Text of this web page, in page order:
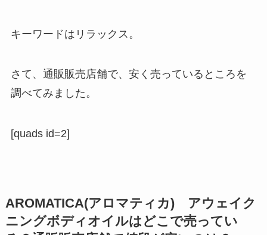
キーワードはリラックス。
さて、通販販売店舗で、安く売っているところを
調べてみました。
[quads id=2]
AROMATICA(アロマティカ) アウェイク
ニングボディオイルはどこで売ってい